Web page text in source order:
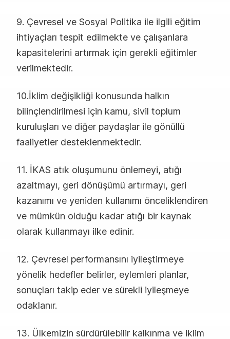
9. Çevresel ve Sosyal Politika ile ilgili eğitim
ihtiyaçları tespit edilmekte ve çalışanlara
kapasitelerini artırmak için gerekli eğitimler
verilmektedir.
10.İklim değişikliği konusunda halkın
bilinçlendirilmesi için kamu, sivil toplum
kuruluşları ve diğer paydaşlar ile gönüllü
faaliyetler desteklenmektedir.
11. İKAS atık oluşumunu önlemeyi, atığı
azaltmayı, geri dönüşümü artırmayı, geri
kazanımı ve yeniden kullanımı önceliklendiren
ve mümkün olduğu kadar atığı bir kaynak
olarak kullanmayı ilke edinir.
12. Çevresel performansını iyileştirmeye
yönelik hedefler belirler, eylemleri planlar,
sonuçları takip eder ve sürekli iyileşmeye
odaklanır.
13. Ülkemizin sürdürülebilir kalkınma ve iklim